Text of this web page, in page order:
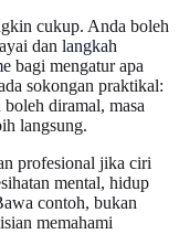
cukup. Anda boleh
dan langkah
bagi mengatur apa
sokongan praktikal:
diramal, masa
langsung.
profesional jika ciri
mental, hidup
contoh, bukan
memahami